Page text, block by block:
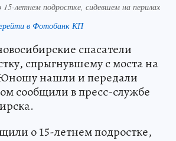
летнем подростке, сидевшем на перилах
в Фотобанк КП
спасатели
спрыгнувшему с моста на
нашли и передали
сообщили в пресс-службе
о 15-летнем подростке,